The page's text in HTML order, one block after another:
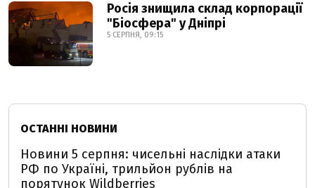
Росія знищила склад корпорації
"Біосфера" у Дніпрі
5 СЕРПНЯ, 09:15
ОСТАННІ НОВИНИ
Новини 5 серпня: чисельні наслідки атаки
РФ по Україні, трильйон рублів на
порятунок Wildberries